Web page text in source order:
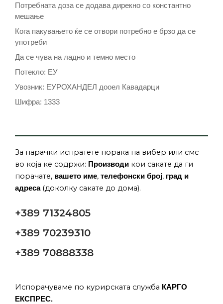
Потребната доза се додава дирекно со константно
мешање
Кога пакувањето ќе се отвори потребно е брзо да се
употреби
Да се чува на ладно и темно место
Потекло: ЕУ
Увозник: ЕУРОХАНДЕЛ дооел Кавадарци
Шифра: 1333
За нарачки испратете порака на вибер или смс
во која ке содржи: Производи кои сакате да ги
порачате, вашето име, телефонски број, град и
адреса(доколку сакате до дома).
+389 71324805
+389 70239310
+389 70888338
Испорачуваме по курирската служба КАРГО
ЕКСПРЕС.